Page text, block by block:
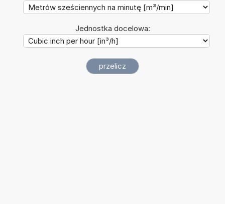
Jednostka docelowa: